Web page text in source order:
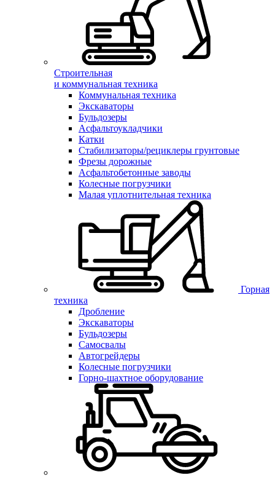
Строительная
и коммунальная техника
Коммунальная техника
Экскаваторы
Бульдозеры
Асфальтоукладчики
Катки
Стабилизаторы/рециклеры грунтовые
Фрезы дорожные
Асфальтобетонные заводы
Колесные погрузчики
Малая уплотнительная техника
Горная
техника
Дробление
Экскаваторы
Бульдозеры
Самосвалы
Автогрейдеры
Колесные погрузчики
Горно-шахтное оборудование